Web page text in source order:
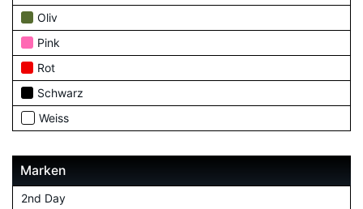
Oliv
Pink
Rot
Schwarz
Weiss
Marken
2nd Day